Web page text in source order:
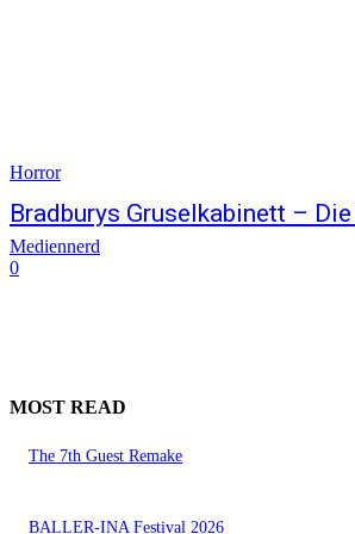
Horror
Bradburys Gruselkabinett –
Mediennerd
0
MOST READ
The 7th Guest Remake
BALLER-INA Festival 2026